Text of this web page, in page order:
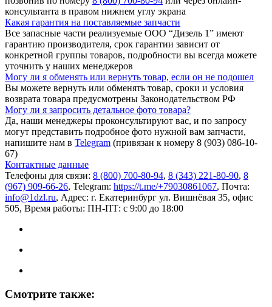
консультанта в правом нижнем углу экрана
Какая гарантия на поставляемые запчасти
Все запасные части реализуемые ООО “Дизель 1” имеют
гарантию производителя, срок гарантии зависит от
конкретной группы товаров, подробности вы всегда можете
уточнить у наших менеджеров
Могу ли я обменять или вернуть товар, если он не подошел
Вы можете вернуть или обменять товар, сроки и условия
возврата товара предусмотрены Законодательством РФ
Могу ли я запросить детальное фото товара?
Да, наши менеджеры проконсультируют вас, и по запросу
могут представить подробное фото нужной вам запчасти,
напишите нам в Telegram (привязан к номеру 8 (903) 086-10-
67)
Контактные данные
Телефоны для связи: 8 (800) 700-80-94, 8 (343) 221-80-90, 8
(967) 909-66-26, Telegram: https://t.me/+79030861067, Почта:
info@1dzl.ru, Адрес: г. Екатеринбург ул. Вишнёвая 35, офис
505, Время работы: ПН-ПТ: с 9:00 до 18:00
Смотрите также: